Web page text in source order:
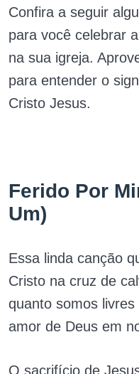
Confira a seguir
para você celebrar
na sua igreja.
para entender o
Cristo Jesus.
Ferido Por
Um)
Essa linda canção
Cristo na cruz de
quanto somos
amor de Deus em
O sacrifício de